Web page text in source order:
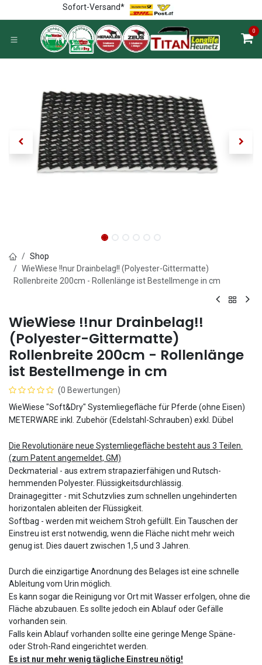
Zum Inhalt springenSofort-Versand*
0
Shop
WieWiese !!nur Drainbelag!! (Polyester-Gittermatte)
Rollenbreite 200cm - Rollenlänge ist Bestellmenge in cm
WieWiese !!nur Drainbelag!!
(Polyester-Gittermatte)
Rollenbreite 200cm - Rollenlänge
ist Bestellmenge in cm
(0 Bewertungen)
WieWiese "Soft&Dry" Systemliegefläche für Pferde (ohne Eisen)
METERWARE inkl. Zubehör (Edelstahl-Schrauben) exkl. Dübel
Die Revolutionäre neue Systemliegefläche besteht aus 3 Teilen.
(zum Patent angemeldet, GM)
Deckmaterial - aus extrem strapazierfähigen und Rutsch-
hemmenden Polyester. Flüssigkeitsdurchlässig.
Drainagegitter - mit Schutzvlies zum schnellen ungehinderten
horizontalen ableiten der Flüssigkeit.
Softbag - werden mit weichem Stroh gefüllt. Ein Tauschen der
Einstreu ist erst notwendig, wenn die Fläche nicht mehr weich
genug ist. Dies dauert zwischen 1,5 und 3 Jahren.
Durch die einzigartige Anordnung des Belages ist eine schnelle
Ableitung vom Urin möglich.
Es kann sogar die Reinigung vor Ort mit Wasser erfolgen, ohne die
Fläche abzubauen. Es sollte jedoch ein Ablauf oder Gefälle
vorhanden sein.
Falls kein Ablauf vorhanden sollte eine geringe Menge Späne-
oder Stroh-Rand eingerichtet werden.
Es ist nur mehr wenig tägliche Einstreu nötig!